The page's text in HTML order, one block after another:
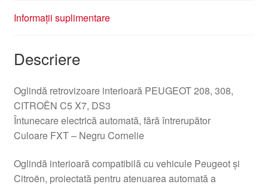
Informații suplimentare
Descriere
Oglindă retrovizoare interioară PEUGEOT 208, 308,
CITROËN C5 X7, DS3
Întunecare electrică automată, fără întrerupător
Culoare FXT – Negru Cornelie
Oglindă interioară compatibilă cu vehicule Peugeot şi
Citroën, proiectată pentru atenuarea automată a